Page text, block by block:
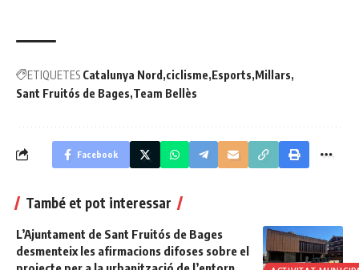
ETIQUETES Catalunya Nord ciclisme Esports Millars
Sant Fruitós de Bages Team Bellès
Facebook
També et pot interessar
L’Ajuntament de Sant Fruitós de Bages
desmenteix les afirmacions difoses sobre el